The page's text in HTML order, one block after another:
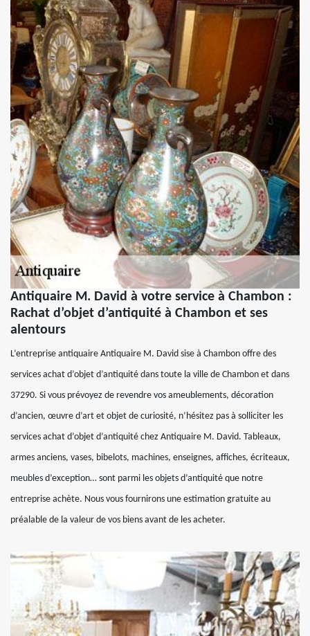
Antiquaire M. David à votre service à Chambon :
Rachat d’objet d’antiquité à Chambon et ses
alentours
L’entreprise antiquaire Antiquaire M. David sise à Chambon offre des
services achat d’objet d’antiquité dans toute la ville de Chambon et dans
37290. Si vous prévoyez de revendre vos ameublements, décoration
d’ancien, œuvre d’art et objet de curiosité, n’hésitez pas à solliciter les
services achat d’objet d’antiquité chez Antiquaire M. David. Tableaux,
armes anciens, vases, bibelots, machines, enseignes, affiches, écriteaux,
meubles d’exception… sont parmi les objets d’antiquité que notre
entreprise achète. Nous vous fournirons une estimation gratuite au
préalable de la valeur de vos biens avant de les acheter.